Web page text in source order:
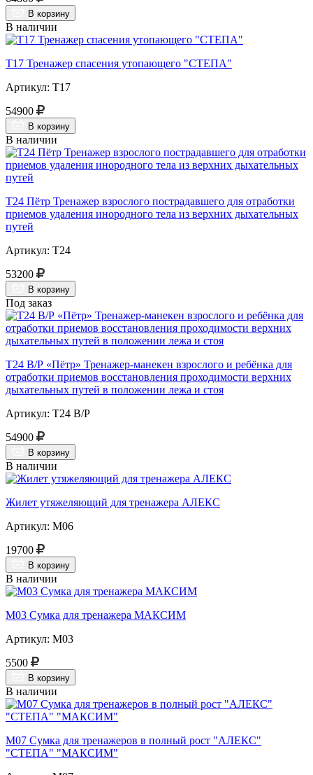
В корзину
В наличии
Т17 Тренажер спасения утопающего "СТЕПА"
Артикул: Т17
54900
В корзину
В наличии
Т24 Пётр Тренажер взрослого пострадавшего для отработки
приемов удаления инородного тела из верхних дыхательных
путей
Артикул: Т24
53200
В корзину
Под заказ
Т24 В/Р «Пётр» Тренажер-манекен взрослого и ребёнка для
отработки приемов восстановления проходимости верхних
дыхательных путей в положении лежа и стоя
Артикул: Т24 В/Р
54900
В корзину
В наличии
Жилет утяжеляющий для тренажера АЛЕКС
Артикул: М06
19700
В корзину
В наличии
М03 Сумка для тренажера МАКСИМ
Артикул: М03
5500
В корзину
В наличии
М07 Сумка для тренажеров в полный рост "АЛЕКС"
"СТЕПА" "МАКСИМ"